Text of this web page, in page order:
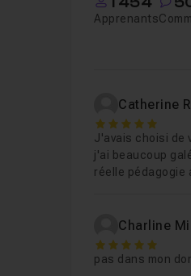
Apprenants
Catherine
5
J'avais choisi de
j'ai beaucoup
réelle pédagogie
Charline
5
pas dans mon